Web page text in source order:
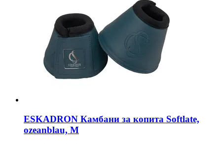
ESKADRON Камбани за копита Softlate,
ozeanblau, M